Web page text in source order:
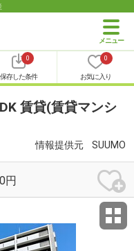
0
保存した条件
0
お気に入り
賃貸(賃貸マンシ
情報提供元 SUUMO
円